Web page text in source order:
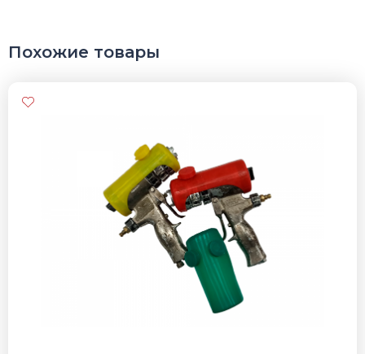
Похожие товары